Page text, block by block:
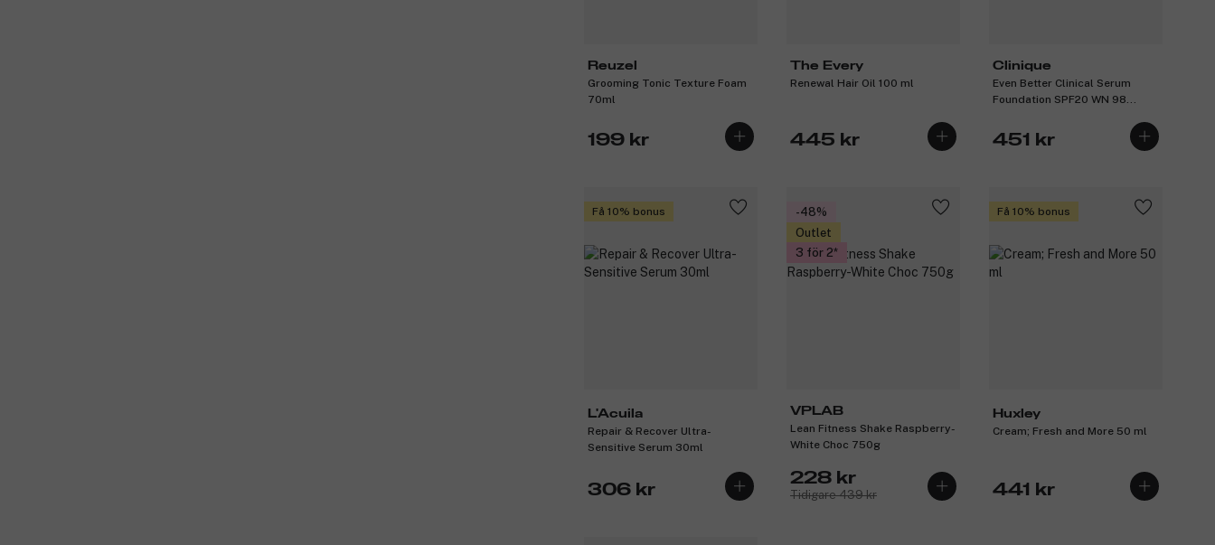
Reuzel
Grooming Tonic Texture Foam
70ml
199 kr
The Every
Renewal Hair Oil 100 ml
445 kr
Clinique
Even Better Clinical Serum
Foundation SPF20 WN 98
451 kr
Få 10% bonus
L'Acuila
Repair & Recover Ultra-
Sensitive Serum 30ml
306 kr
-48%
Outlet
3 för 2
VPLAB
Lean Fitness Shake Raspberry-
White Choc 750g
228 kr
Tidigare 439 kr
Få 10% bonus
Huxley
Cream; Fresh and More 50 ml
441 kr